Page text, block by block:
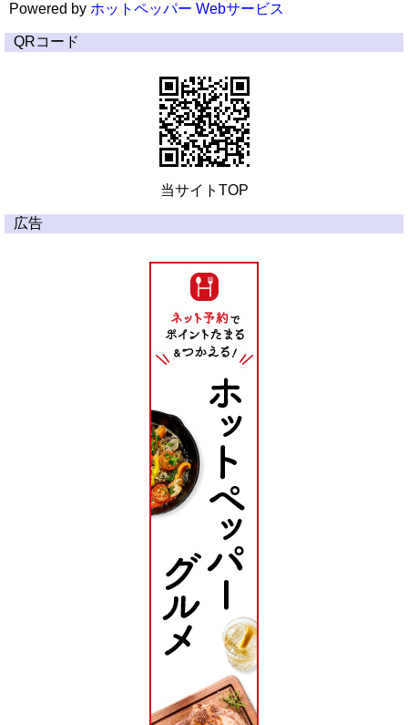
Powered by ホットペッパー Webサービス
QRコード
当サイトTOP
広告